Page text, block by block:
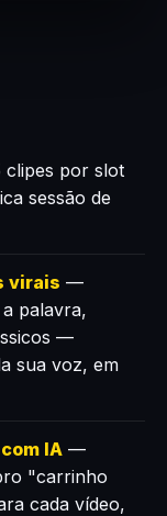
por slot
sessão de
virais —
palavra,
—
sua voz, em
IA —
"carrinho
cada vídeo,